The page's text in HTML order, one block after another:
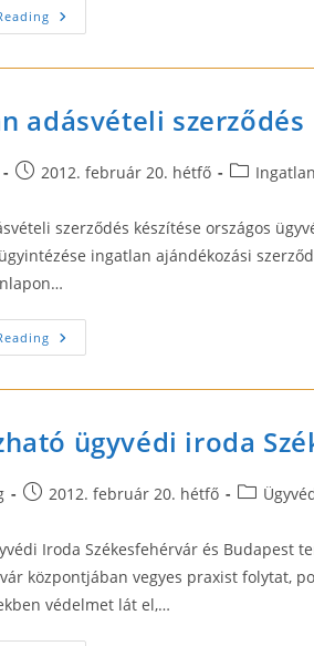
Szegedi
Ügyvédi
adásvételi szerződés
Post2012. február 20. hétfő
PostIngatlan
szerződés készítése országos
ingatlan ajándékozási
Ingatlan
Adásvételi
ügyvédi iroda
Post2012. február 20. hétfő
Post
Iroda Székesfehérvár és Budapest
központjában vegyes praxist folytat,
védelmet lát el,…